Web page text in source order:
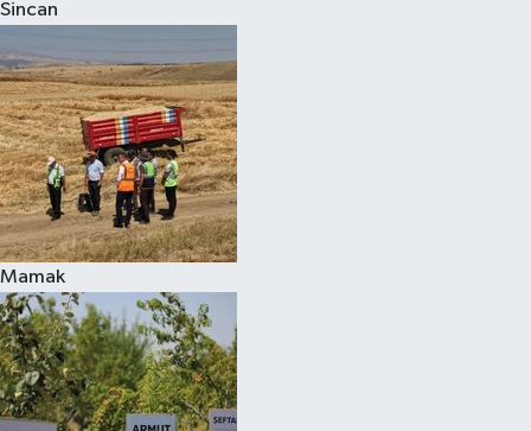
Sincan
Mamak